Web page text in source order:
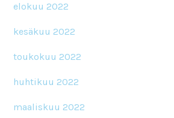
elokuu 2022
kesäkuu 2022
toukokuu 2022
huhtikuu 2022
maaliskuu 2022